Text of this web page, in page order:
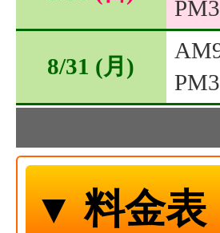
8/31 (月)
▼ 料金表